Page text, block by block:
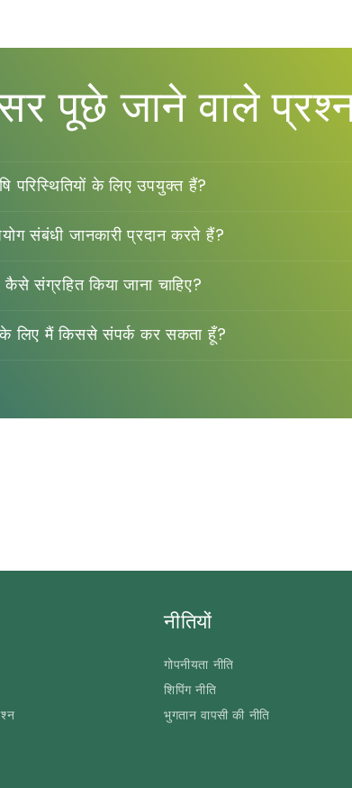
पूछे जाने वाले
परिस्थितियों के लिए उपयुक्त हैं?
संबंधी जानकारी प्रदान करते हैं?
संग्रहित किया जाना चाहिए?
के लिए मैं किससे संपर्क कर सकता हूँ?
नीतियों
गोपनीयता नीति
शिपिंग नीति
भुगतान वापसी की नीति